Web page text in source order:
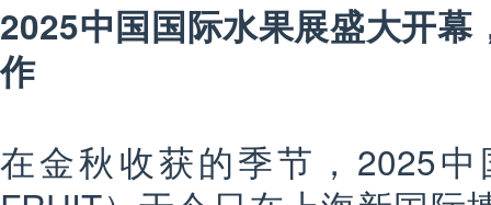
2025中国国际水果展盛大开
作
在金秋收获的季节，2025